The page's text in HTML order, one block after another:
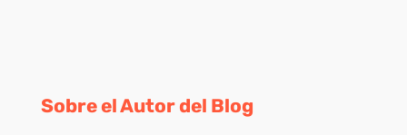
Sobre el Autor del Blog